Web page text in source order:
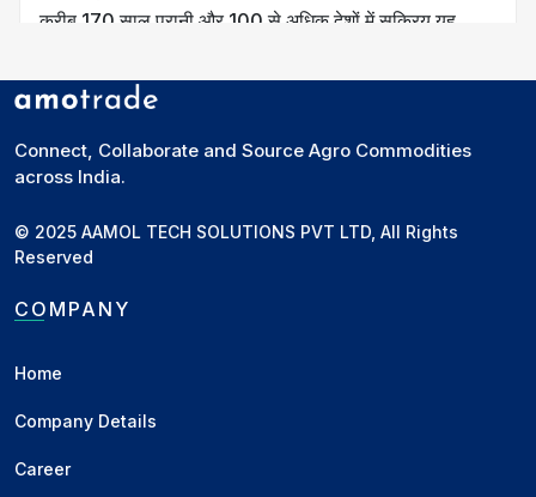
करीब 170 साल पुरानी और 100 से अधिक देशों में सक्रिययह
की संभावनाओं की भी तलाश कर रही है, ताकि दालों की वैल्यू चेन में
भारत केंद्रित दाल व्यवसाय
बिजनेस यूनिट स्थापित की थी। पहले कंपनी दालों का व्यापार करती
विकसित नहीं किया गया था। भारत इस यूनिट का केंद्र इसलिए बना
है।
कंपनी अब चने, मटर और मसूर जैसी दालों का वैश्विक व्यापार कर रही
Connect, Collaborate and Source Agro Commodities
across India.
© 2025 AAMOL TECH SOLUTIONS PVT LTD, All Rights
Reserved
COMPANY
Home
Company Details
Career